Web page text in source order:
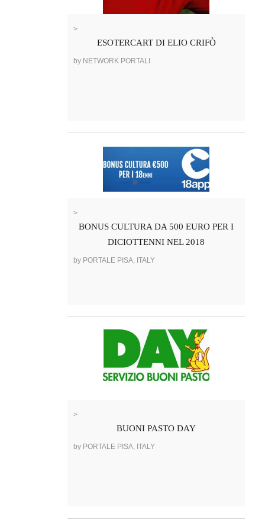
>
ESOTERCART DI ELIO CRIFÒ
by NETWORK PORTALI
>
BONUS CULTURA DA 500 EURO PER I
DICIOTTENNI NEL 2018
by PORTALE PISA, ITALY
>
BUONI PASTO DAY
by PORTALE PISA, ITALY